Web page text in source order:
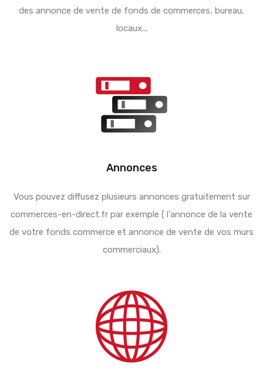
des annonce de vente de fonds de commerces, bureau,
locaux...
Annonces
Vous pouvez diffusez plusieurs annonces gratuitement sur
commerces-en-direct.fr par exemple ( l'annonce de la vente
de votre fonds commerce et annonce de vente de vos murs
commerciaux).